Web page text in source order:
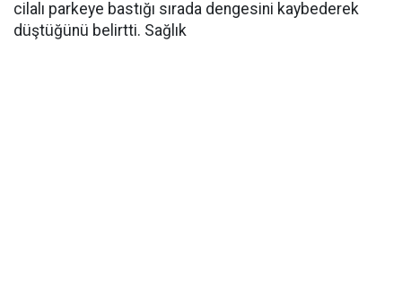
cilalı parkeye bastığı sırada dengesini kaybederek
düştüğünü belirtti. Sağlık